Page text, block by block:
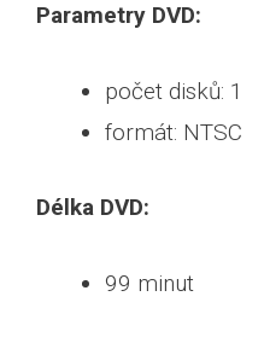
Parametry DVD:
počet disků: 1
formát: NTSC
Délka DVD:
99 minut